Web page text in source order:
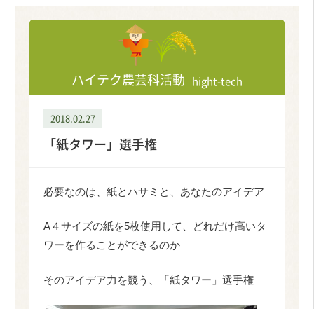
ハイテク農芸科活動 hight-tech
2018.02.27
「紙タワー」選手権
必要なのは、紙とハサミと、あなたのアイデア
A４サイズの紙を5枚使用して、どれだけ高いタ
ワーを作ることができるのか
そのアイデア力を競う、「紙タワー」選手権